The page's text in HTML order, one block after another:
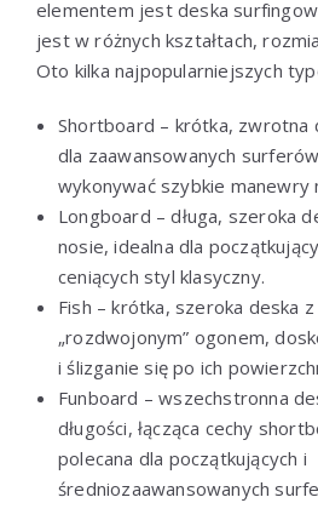
elementem jest deska
jest w różnych kształtach,
Oto kilka najpopularniejszych
Shortboard – krótka, zwrotna
dla zaawansowanych
wykonywać szybkie manewry
Longboard – długa, szeroka
nosie, idealna dla
ceniących styl klasyczny.
Fish – krótka, szeroka deska
„rozdwojonym” ogonem,
i ślizganie się po ich
Funboard – wszechstronna
długości, łącząca cechy
polecana dla początkujących i
średniozaawansowanych